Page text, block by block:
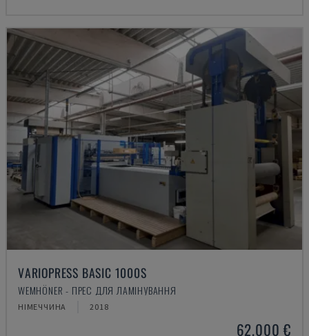
VARIOPRESS BASIC 1000S
WEMHÖNER - ПРЕС ДЛЯ ЛАМІНУВАННЯ
НІМЕЧЧИНА 2018
62.000 €